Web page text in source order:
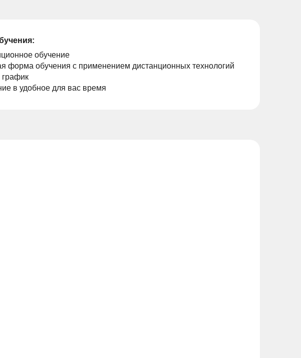
обучение
форма обучения с применением дистанционных технологий
график
в удобное для вас время